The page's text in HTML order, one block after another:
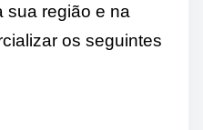
sua região e na
os seguintes